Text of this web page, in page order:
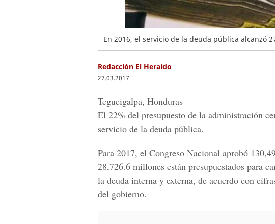
En 2016, el servicio de la deuda pública alcanzó
Redacción El Heraldo
27.03.2017
Tegucigalpa, Honduras
El 22% del presupuesto de la administración
servicio de la deuda pública.
Para 2017, el Congreso Nacional aprobó
28,726.6 millones están presupuestados para
la deuda interna y externa, de acuerdo con
del gobierno.